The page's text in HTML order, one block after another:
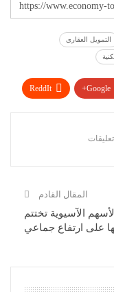
التمويل العقاري
Google+
ReddIt
المقال القادم
الأسهم الآسيوية تختتم
على ارتفاع جماعي